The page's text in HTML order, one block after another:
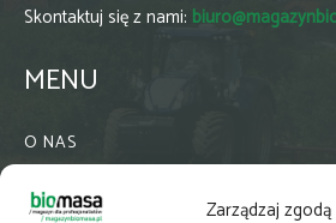
Zarządzaj zgodą
Skontaktuj się z nami:
MENU
O NAS
WSPÓŁPRACA